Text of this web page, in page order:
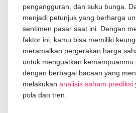
pengangguran, dan suku bunga.
menjadi petunjuk yang berharga
sentimen pasar saat ini. Dengan
faktor ini, kamu bisa memiliki
meramalkan pergerakan harga
untuk menguatkan
dengan berbagai bacaan yang
melakukan analisis saham prediksi
pola dan tren.